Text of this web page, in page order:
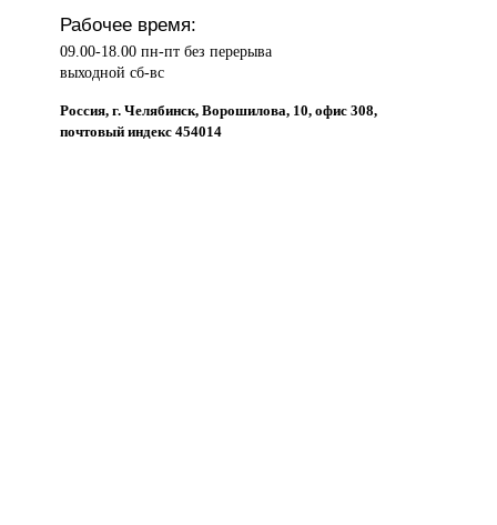
Рабочее время:
09.00-18.00 пн-пт без перерыва
выходной сб-вс
Россия, г. Челябинск, Ворошилова, 10, офис 308,
почтовый индекс 454014